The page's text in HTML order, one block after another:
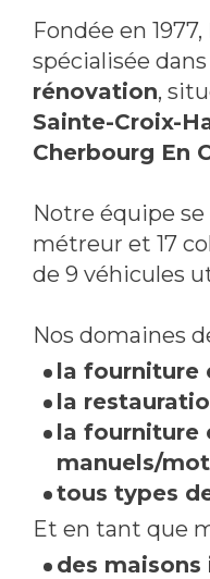
Fondée en 1977,
spécialisée dans
rénovation,
Sainte-Croix-
Cherbourg En
Notre équipe
métreur et 17
de 9 véhicules
Nos domaines
la fourniture
la
la fourniture
manuels/
tous types
Et en tant que
des